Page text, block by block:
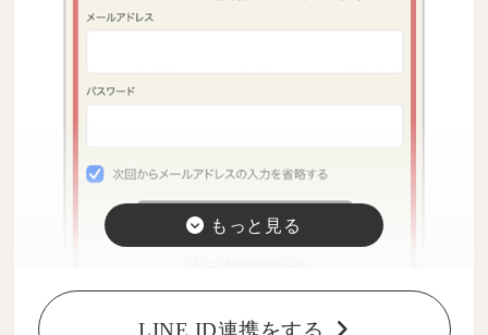
LINE ID連携をする